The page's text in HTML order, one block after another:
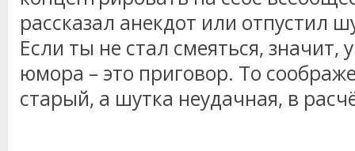
рассказал анекдот или отпустил
Если ты не стал смеяться, значит,
юмора – это приговор. То
старый, а шутка неудачная, в